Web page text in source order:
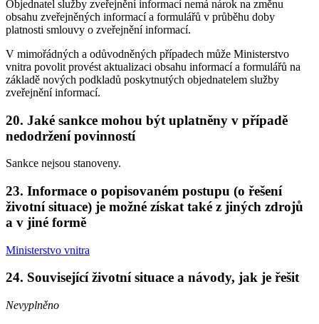
Objednatel služby zveřejnění informací nemá nárok na změnu
obsahu zveřejněných informací a formulářů v průběhu doby
platnosti smlouvy o zveřejnění informací.
V mimořádných a odůvodněných případech může Ministerstvo
vnitra povolit provést aktualizaci obsahu informací a formulářů na
základě nových podkladů poskytnutých objednatelem služby
zveřejnění informací.
20. Jaké sankce mohou být uplatněny v případě
nedodržení povinností
Sankce nejsou stanoveny.
23. Informace o popisovaném postupu (o řešení
životní situace) je možné získat také z jiných zdrojů
a v jiné formě
Ministerstvo vnitra
24. Související životní situace a návody, jak je řešit
Nevyplněno